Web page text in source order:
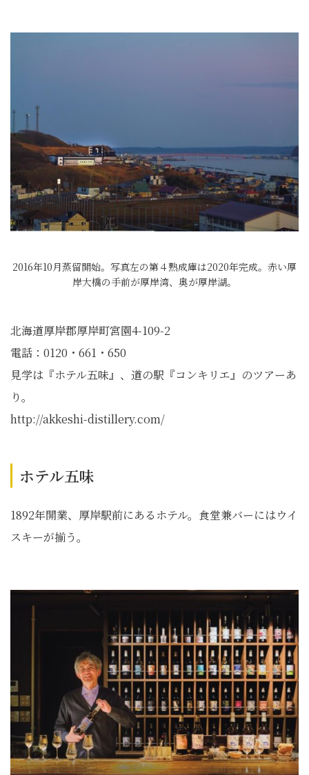
2016年10月蒸留開始。写真左の第４熟成庫は2020年完成。赤い厚
岸大橋の手前が厚岸湾、奥が厚岸湖。
北海道厚岸郡厚岸町宮園4-109-2
電話：0120・661・650
見学は『ホテル五味』、道の駅『コンキリエ』のツアーあ
り。
http://akkeshi-distillery.com/
ホテル五味
1892年開業、厚岸駅前にあるホテル。食堂兼バーにはウイ
スキーが揃う。